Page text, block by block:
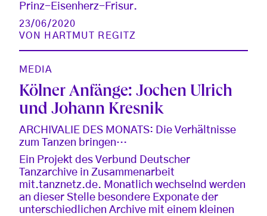
Prinz-Eisenherz-Frisur.
23/06/2020
VON
HARTMUT REGITZ
MEDIA
Kölner Anfänge: Jochen Ulrich
und Johann Kresnik
ARCHIVALIE DES MONATS: Die Verhältnisse
zum Tanzen bringen…
Ein Projekt des Verbund Deutscher
Tanzarchive in Zusammenarbeit
mit.tanznetz.de. Monatlich wechselnd werden
an dieser Stelle besondere Exponate der
unterschiedlichen Archive mit einem kleinen